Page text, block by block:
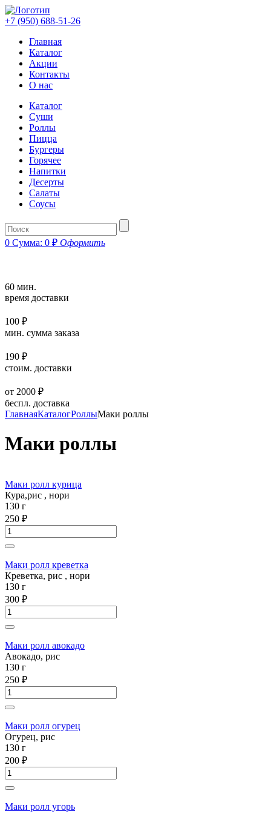
+7 (950) 688-51-26
Главная
Каталог
Акции
Контакты
О нас
Каталог
Суши
Роллы
Пицца
Бургеры
Горячее
Напитки
Десерты
Салаты
Соусы
0 Сумма: 0 ₽ Оформить
60 мин.
время доставки
100 ₽
мин. сумма заказа
190 ₽
стоим. доставки
от 2000 ₽
беспл. доставка
ГлавнаяКаталогРоллыМаки роллы
Маки роллы
Маки ролл курица
Кура,рис , нори
130 г
250 ₽
Маки ролл креветка
Креветка, рис , нори
130 г
300 ₽
Маки ролл авокадо
Авокадо, рис
130 г
250 ₽
Маки ролл огурец
Огурец, рис
130 г
200 ₽
Маки ролл угорь